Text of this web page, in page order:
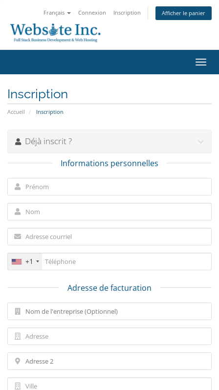
Français Connexion Inscription Afficher le panier
la
Inscription
Accueil Inscription
Déjà inscrit ?
Informations personnelles
+1
Adresse de facturation